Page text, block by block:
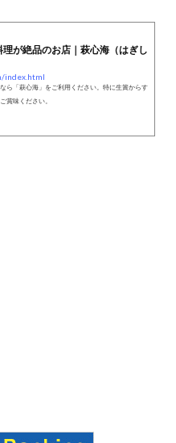
が絶品のお店｜萩心海（はぎし
index.html
ら「萩心海」をご利用ください。特に生簀からす
賞味ください。